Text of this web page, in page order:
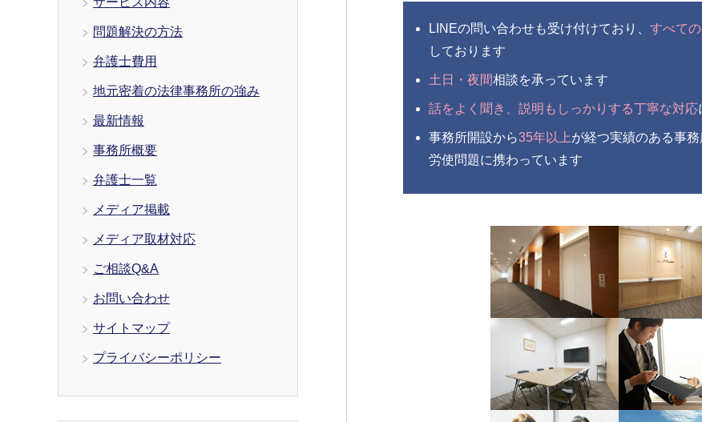
LINEの問い合わせも受け付けており、 すべて
しております
土日・夜間相談を承っています
話をよく聞き、説明もしっかりする丁寧な対応
事務所開設から35年以上が経つ実績のある事
労使問題に携わっています
問題解決の方法
弁護士費用
地元密着の法律事務所の強み
最新情報
事務所概要
弁護士一覧
メディア掲載
メディア取材対応
ご相談Q&A
お問い合わせ
サイトマップ
プライバシーポリシー